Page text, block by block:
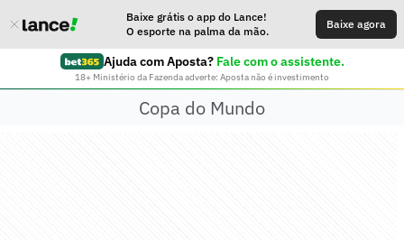
Baixe grátis o app do Lance!
O esporte na palma da mão.
Baixe agora
Ajuda com Aposta? Fale com o assistente.
18+ Ministério da Fazenda adverte: Aposta não é investimento
Copa do Mundo